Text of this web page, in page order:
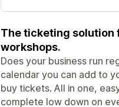
The ticketing solution
workshops.
Does your business run
calendar you can add to
buy tickets. All in one,
complete low down on